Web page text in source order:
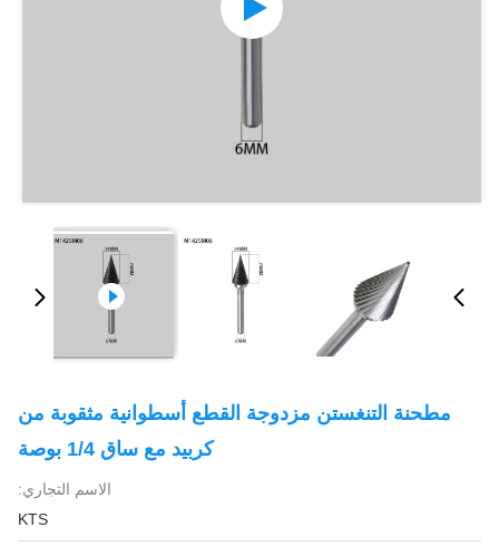
مطحنة التنغستن مزدوجة القطع أسطوانية مثقوبة من
كربيد مع ساق 1/4 بوصة
الاسم التجاري:
KTS